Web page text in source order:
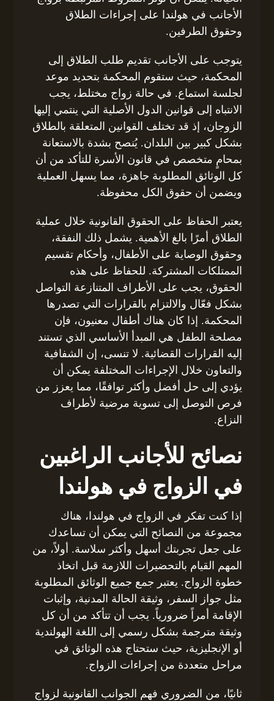
الأجانب في هولندا على إجراءات الطلاق
وحقوق الطرفين.
يتوجب على الأجانب تقديم طلب الطلاق إلى
المحكمة، حيث ستقوم المحكمة بتحديد موعد
لجلسة استماع. في حالة زواج مختلط، يجب
الانتباه إلى قوانين الدول الأصلية التي ينتمي إليها
الزوجان، إذ قد تختلف القوانين المتعلقة بالطلاق
بشكل كبير بين البلدان. يُنصح بشدة بالاستعانة
بمحامٍ متخصص في قانون الأسرة للتأكد من أن
كل الوثائق المطلوبة جاهزة، مما يسهل العملية
ويضمن أن حقوق الكل محفوظة.
يعتبر الحفاظ على الحقوق القانونية خلال عملية
الطلاق أمرًا بالغ الأهمية. يشمل ذلك النفقة،
وحقوق الوصاية على الأطفال، وأحكام تقسيم
الممتلكات المشتركة. للحفاظ على هذه
الحقوق، يجب على الأطراف المتنازعة التواصل
بشكل فعّال والالتزام بالقرارات التي تصدرها
المحكمة. إذا كان هناك أطفال معنيون، فإن
مصلحة الطفل هي المبدأ الأساسي الذي تستند
إليه القرارات القضائية. لا تنسى، إن الشفافية
والتعاون خلال الإجراءات المختلفة يمكن أن
يؤدي إلى حل أفضل وأكثر توافقًا، مما يعزز من
فرص التوصل إلى تسوية مرضية لأطراف
النزاع.
نصائح للأجانب الراغبين
في الزواج في هولندا
إذا كنت تفكر في الزواج في هولندا، هناك
مجموعة من النصائح التي يمكن أن تساعدك
على جعل تجربتك أسهل وأكثر سلاسة. أولاً، من
المهم القيام بالتحضيرات اللازمة قبل اتخاذ
خطوة الزواج. يعتبر جمع جميع الوثائق المطلوبة
مثل جواز السفر، وثيقة الحالة المدنية، وإثبات
الإقامة أمراً ضرورياً. يجب أن تتأكد من أن كل
وثيقة مترجمة بشكل رسمي إلى اللغة الهولندية
أو الإنجليزية، حيث ستحتاج هذه الوثائق في
مراحل متعددة من إجراءات الزواج.
ثانيًا، من الضروري فهم الجوانب القانونية لزواج